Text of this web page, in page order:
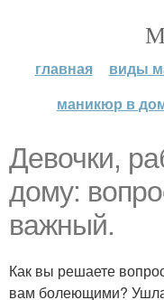
главная виды
маникюр в
Девочки,
дому:
важный.
Как вы решаете
вам болеющими? Ушла